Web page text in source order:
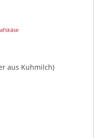
aus Kuhmilch)